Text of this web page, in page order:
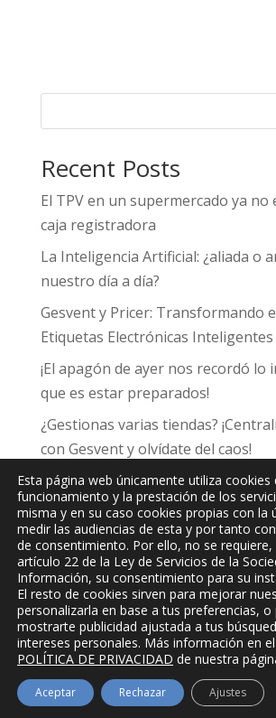
Recent Posts
El TPV en un supermercado ya no
caja registradora
La Inteligencia Artificial: ¿aliada o
nuestro día a día?
Gesvent y Pricer: Transformando
Etiquetas Electrónicas Inteligentes
¡El apagón de ayer nos recordó lo
que es estar preparados!
¿Gestionas varias tiendas?
con Gesvent y olvídate del caos!
JPCInformática y
Esta página web únicamente utiliza cookies
funcionamiento y la prestación de los
misma y en su caso cookies propias con la
medir las audiencias de esta y por tanto
de consentimiento. Por ello, no se
artículo 22 de la Ley de Servicios de la
Información, su consentimiento para su
El resto de cookies sirven para mejorar
personalizarla en base a tus preferencias,
mostrarte publicidad ajustada a tus
intereses personales. Más información en
POLÍTICA DE PRIVACIDAD de nuestra
Aceptar Rechazar Ajustes